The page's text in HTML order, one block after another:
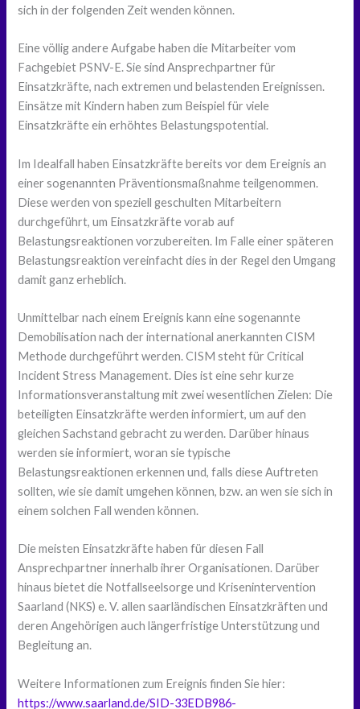
sich in der folgenden Zeit wenden können.
Eine völlig andere Aufgabe haben die Mitarbeiter vom
Fachgebiet PSNV-E. Sie sind Ansprechpartner für
Einsatzkräfte, nach extremen und belastenden Ereignissen.
Einsätze mit Kindern haben zum Beispiel für viele
Einsatzkräfte ein erhöhtes Belastungspotential.
Im Idealfall haben Einsatzkräfte bereits vor dem Ereignis an
einer sogenannten Präventionsmaßnahme teilgenommen.
Diese werden von speziell geschulten Mitarbeitern
durchgeführt, um Einsatzkräfte vorab auf
Belastungsreaktionen vorzubereiten. Im Falle einer späteren
Belastungsreaktion vereinfacht dies in der Regel den Umgang
damit ganz erheblich.
Unmittelbar nach einem Ereignis kann eine sogenannte
Demobilisation nach der international anerkannten CISM
Methode durchgeführt werden. CISM steht für Critical
Incident Stress Management. Dies ist eine sehr kurze
Informationsveranstaltung mit zwei wesentlichen Zielen: Die
beteiligten Einsatzkräfte werden informiert, um auf den
gleichen Sachstand gebracht zu werden. Darüber hinaus
werden sie informiert, woran sie typische
Belastungsreaktionen erkennen und, falls diese Auftreten
sollten, wie sie damit umgehen können, bzw. an wen sie sich in
einem solchen Fall wenden können.
Die meisten Einsatzkräfte haben für diesen Fall
Ansprechpartner innerhalb ihrer Organisationen. Darüber
hinaus bietet die Notfallseelsorge und Krisenintervention
Saarland (NKS) e. V. allen saarländischen Einsatzkräften und
deren Angehörigen auch längerfristige Unterstützung und
Begleitung an.
Weitere Informationen zum Ereignis finden Sie hier:
https://www.saarland.de/SID-33EDB986-